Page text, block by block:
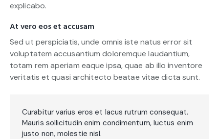
explicabo.
At vero eos et accusam
Sed ut perspiciatis, unde omnis iste natus error sit
voluptatem accusantium doloremque laudantium,
totam rem aperiam eaque ipsa, quae ab illo inventore
veritatis et quasi architecto beatae vitae dicta sunt.
Curabitur varius eros et lacus rutrum consequat.
Mauris sollicitudin enim condimentum, luctus enim
justo non, molestie nisl.